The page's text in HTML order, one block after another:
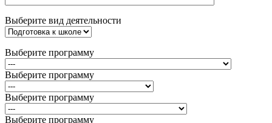
Выберите вид деятельности
Выберите программу
Выберите программу
Выберите программу
Выберите программу